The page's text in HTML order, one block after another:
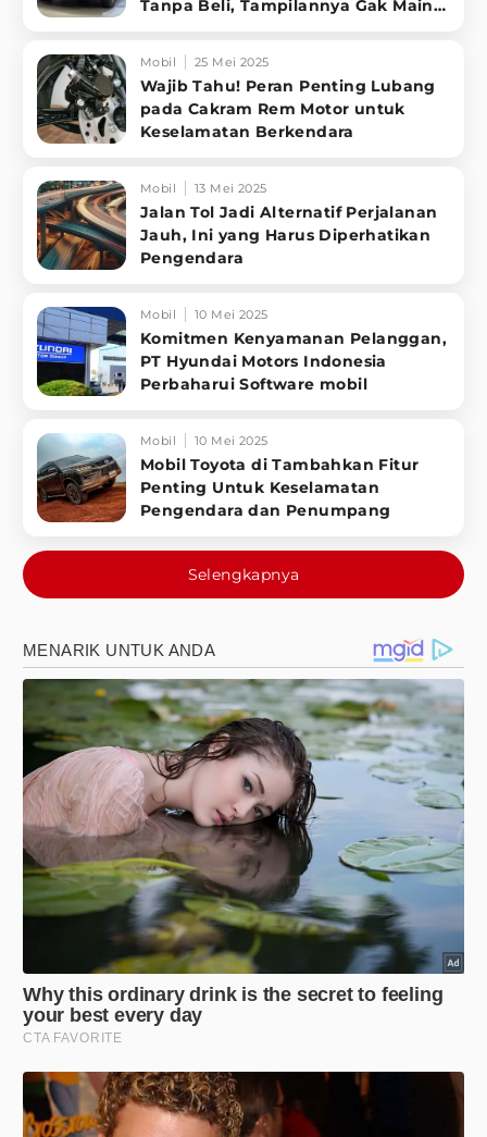
Tanpa Beli, Tampilannya Gak Main-
Mobil 25 Mei 2025
Wajib Tahu! Peran Penting Lubang
pada Cakram Rem Motor untuk
Keselamatan Berkendara
Mobil 13 Mei 2025
Jalan Tol Jadi Alternatif Perjalanan
Jauh, Ini yang Harus Diperhatikan
Pengendara
Mobil 10 Mei 2025
Komitmen Kenyamanan Pelanggan,
PT Hyundai Motors Indonesia
Perbaharui Software mobil
Mobil 10 Mei 2025
Mobil Toyota di Tambahkan Fitur
Penting Untuk Keselamatan
Pengendara dan Penumpang
Selengkapnya